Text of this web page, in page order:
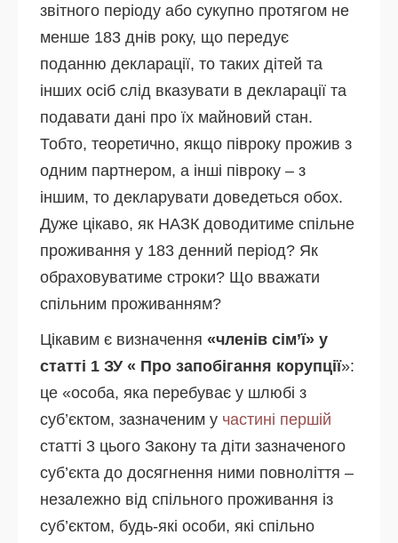
звітного періоду або сукупно протягом не
менше 183 днів року, що передує
поданню декларації, то таких дітей та
інших осіб слід вказувати в декларації та
подавати дані про їх майновий стан.
Тобто, теоретично, якщо півроку прожив з
одним партнером, а інші півроку – з
іншим, то декларувати доведеться обох.
Дуже цікаво, як НАЗК доводитиме спільне
проживання у 183 денний період? Як
обраховуватиме строки? Що вважати
спільним проживанням?
Цікавим є визначення «членів сім’ї» у
статті 1 ЗУ « Про запобігання корупції»:
це «особа, яка перебуває у шлюбі з
суб’єктом, зазначеним у частині першій
статті 3 цього Закону та діти зазначеного
суб’єкта до досягнення ними повноліття –
незалежно від спільного проживання із
суб’єктом, будь-які особи, які спільно